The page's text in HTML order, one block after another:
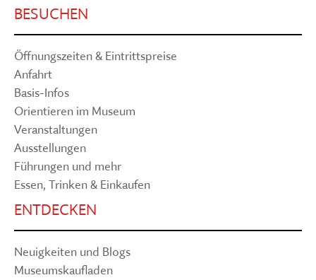
BESUCHEN
Öffnungszeiten & Eintrittspreise
Anfahrt
Basis-Infos
Orientieren im Museum
Veranstaltungen
Ausstellungen
Führungen und mehr
Essen, Trinken & Einkaufen
ENTDECKEN
Neuigkeiten und Blogs
Museumskaufladen